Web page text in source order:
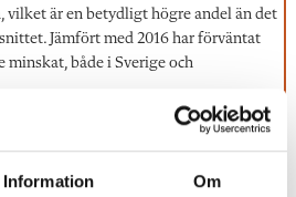
Information Om
vilket är en betydligt högre andel än det
Jämfört med 2016 har förväntat
både i Sverige och
om ICCS
och engagemang i demokrati- och